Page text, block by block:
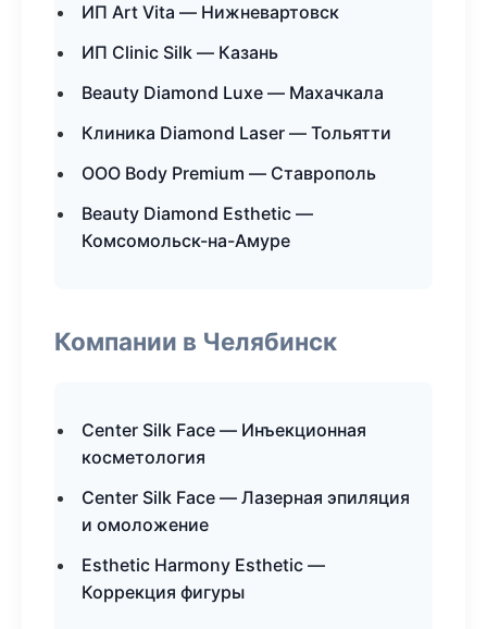
ИП Art Vita — Нижневартовск
ИП Clinic Silk — Казань
Beauty Diamond Luxe — Махачкала
Клиника Diamond Laser — Тольятти
ООО Body Premium — Ставрополь
Beauty Diamond Esthetic —
Комсомольск-на-Амуре
Компании в Челябинск
Center Silk Face — Инъекционная
косметология
Center Silk Face — Лазерная эпиляция
и омоложение
Esthetic Harmony Esthetic —
Коррекция фигуры